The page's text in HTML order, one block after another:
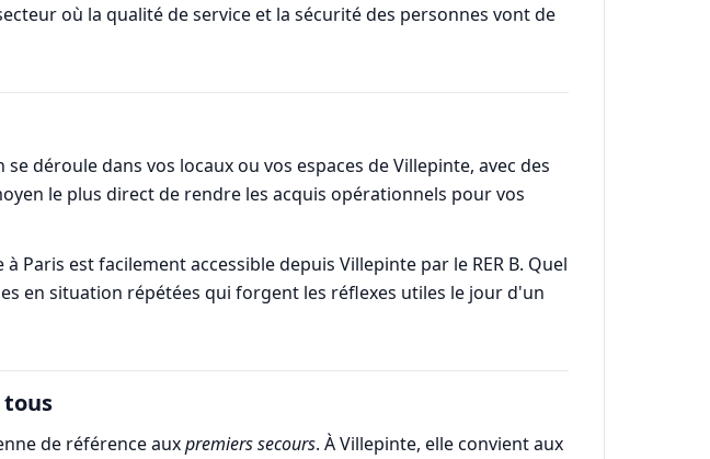
où la qualité de service et la sécurité des personnes vont de
déroule dans vos locaux ou vos espaces de Villepinte, avec des
le plus direct de rendre les acquis opérationnels pour vos
est facilement accessible depuis Villepinte par le RER B. Quel
en situation répétées qui forgent les réflexes utiles le jour d'un
tous
de référence auxpremiers secours. À Villepinte, elle convient aux